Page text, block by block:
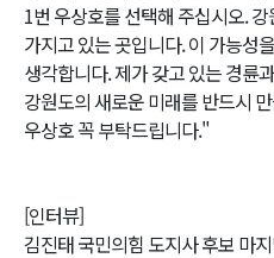
1번 우상호를 선택해 주십시오.
가지고 있는 곳입니다. 이 가능성
생각합니다. 제가 갖고 있는 경륜
강원도의 새로운 미래를 반드시
우상호 꼭 부탁드립니다."
[인터뷰]
김진태 국민의힘 도지사 후보 마